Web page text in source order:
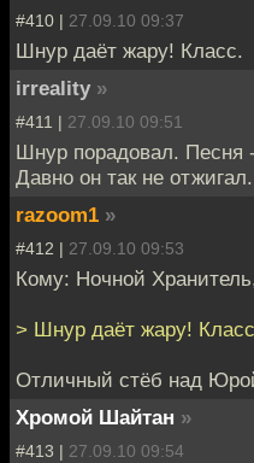
#410 | 27.09.10 09:37
Шнур даёт жару! Класс.
irreality »
#411 | 27.09.10 09:51
Шнур порадовал. Песня
Давно он так не отжигал.
razoom1 »
#412 | 27.09.10 09:53
Кому: Ночной
> Шнур даёт жару!
Отличный стёб над
Хромой Шайтан »
#413 | 27.09.10 09:54